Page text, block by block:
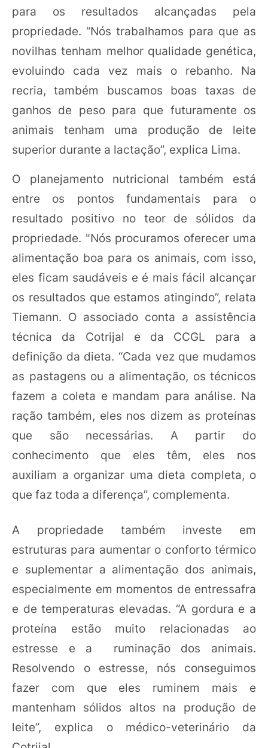
para os resultados alcançadas pela
propriedade. “Nós trabalhamos para que as
novilhas tenham melhor qualidade genética,
evoluindo cada vez mais o rebanho. Na
recria, também buscamos boas taxas de
ganhos de peso para que futuramente os
animais tenham uma produção de leite
superior durante a lactação”, explica Lima.
O planejamento nutricional também está
entre os pontos fundamentais para o
resultado positivo no teor de sólidos da
propriedade. "Nós procuramos oferecer uma
alimentação boa para os animais, com isso,
eles ficam saudáveis e é mais fácil alcançar
os resultados que estamos atingindo”, relata
Tiemann. O associado conta a assistência
técnica da Cotrijal e da CCGL para a
definição da dieta. “Cada vez que mudamos
as pastagens ou a alimentação, os técnicos
fazem a coleta e mandam para análise. Na
ração também, eles nos dizem as proteínas
que são necessárias. A partir do
conhecimento que eles têm, eles nos
auxiliam a organizar uma dieta completa, o
que faz toda a diferença”, complementa.
A propriedade também investe em
estruturas para aumentar o conforto térmico
e suplementar a alimentação dos animais,
especialmente em momentos de entressafra
e de temperaturas elevadas. “A gordura e a
proteína estão muito relacionadas ao
estresse e a ruminação dos animais.
Resolvendo o estresse, nós conseguimos
fazer com que eles ruminem mais e
mantenham sólidos altos na produção de
leite”, explica o médico-veterinário da